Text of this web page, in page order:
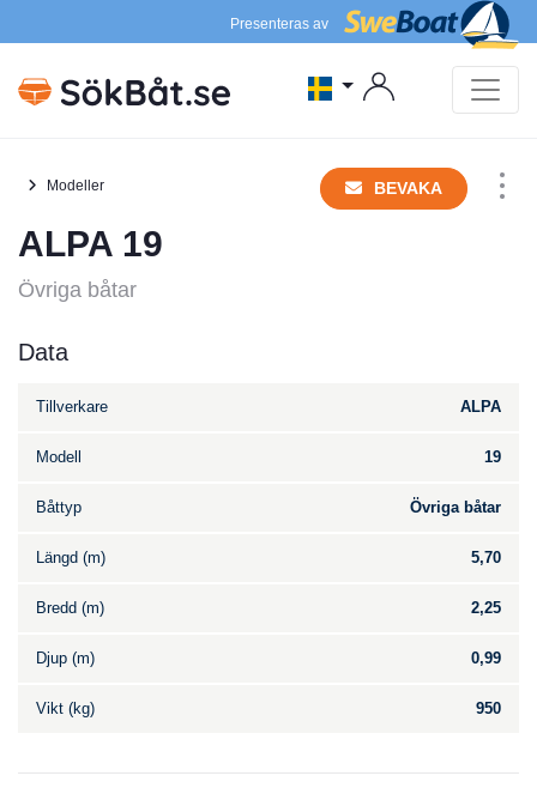
Presenteras av
Modeller BEVAKA
ALPA 19
Övriga båtar
Data
Tillverkare ALPA
Modell 19
Båttyp Övriga båtar
Längd (m) 5,70
Bredd (m) 2,25
Djup (m) 0,99
Vikt (kg) 950